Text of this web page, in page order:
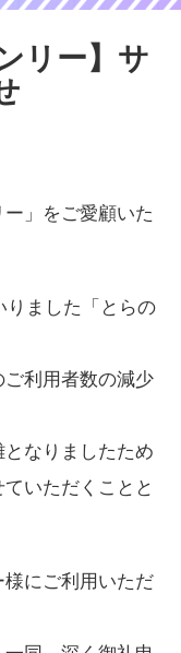
リー】サ
」をご愛顧いた
りました「とらの
利用者数の減少
なりましたため
いただくことと
にご利用いただ